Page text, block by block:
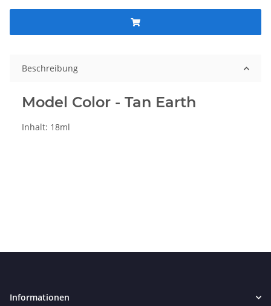
Beschreibung
Model Color - Tan Earth
Inhalt: 18ml
Informationen